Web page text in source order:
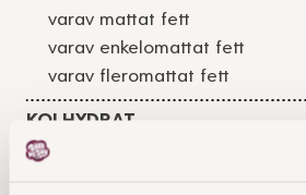
varav mattat fett
varav enkelomattat fett
varav fleromattat fett
KOLHYDRAT
varav sockerarter